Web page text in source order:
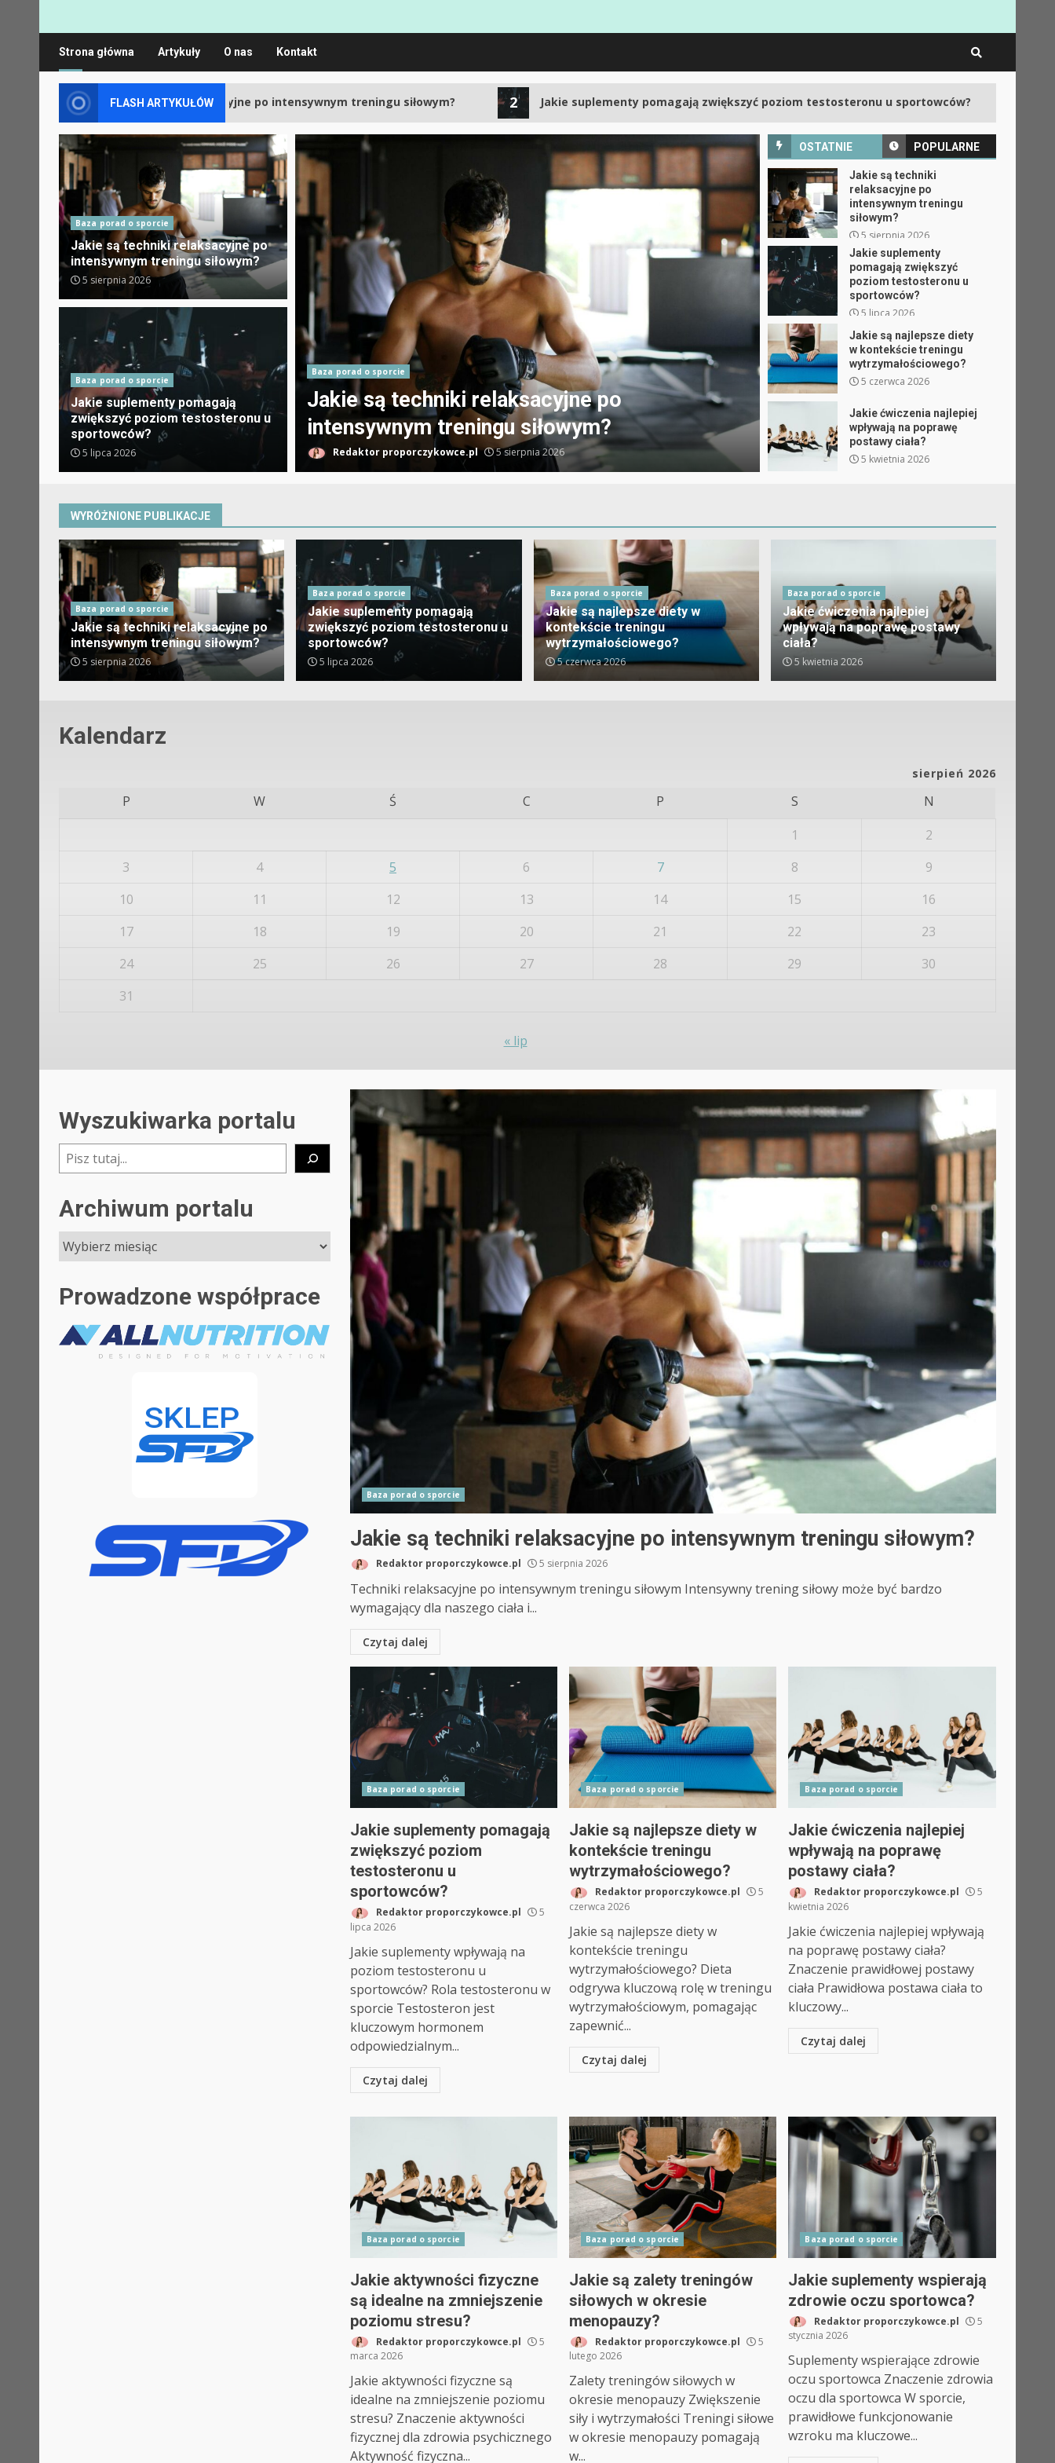
Strona główna Artykuły O nas Kontakt
FLASH ARTYKUŁÓW
Jakie są techniki relaksacyjne po intensywnym treningu siłowym? 2 Jakie suplementy pomagają zwiększyć poziom testosteronu u sportowców? 3
po
siłowym?
5 sierpnia 2026
Baza porad o sporcie
Jakie suplementy pomagają zwiększyć
poziom testosteronu u sportowców?
Redaktor proporczykowce.pl 5 lipca 2026
Baza porad o sporcie
Jakie są najlepsze diety w
treningu
Redaktor proporczykowce.pl
OSTATNIE POPULARNE
Jakie są techniki
relaksacyjne po
intensywnym treningu
siłowym?
5 sierpnia 2026
Jakie suplementy
pomagają zwiększyć
poziom testosteronu u
sportowców?
5 lipca 2026
Jakie są najlepsze diety
w kontekście treningu
wytrzymałościowego?
5 czerwca 2026
Jakie ćwiczenia najlepiej
wpływają na poprawę
postawy ciała?
5 kwietnia 2026
Baza porad o sporcie
Jakie są techniki relaksacyjne po
intensywnym treningu siłowym?
5 sierpnia 2026
Baza porad o sporcie
Jakie suplementy pomagają
zwiększyć poziom testosteronu u
sportowców?
5 lipca 2026
WYRÓŻNIONE PUBLIKACJE
Baza porad o sporcie
Jakie są techniki relaksacyjne po
intensywnym treningu siłowym?
5 sierpnia 2026
Baza porad o sporcie
Jakie suplementy pomagają
zwiększyć poziom testosteronu u
sportowców?
5 lipca 2026
Baza porad o sporcie
Jakie są najlepsze diety w
kontekście treningu
wytrzymałościowego?
5 czerwca 2026
Baza porad o sporcie
Jakie ćwiczenia najlepiej
wpływają na poprawę postawy
ciała?
5 kwietnia 2026
Kalendarz
sierpień 2026
P W Ś C P S
N
1
2
3
4 5 6 7 8
9
10
11 12 13 14 15
16
17
18 19 20 21 22
23
24
25 26 27 28 29
30
31
« lip
Baza porad o sporcie
Jakie są techniki relaksacyjne po intensywnym treningu siłowym?
Redaktor proporczykowce.pl 5 sierpnia 2026
Techniki relaksacyjne po intensywnym treningu siłowym Intensywny trening siłowy może być bardzo
wymagający dla naszego ciała i...
Czytaj dalej
Baza porad o sporcie
Jakie suplementy pomagają
zwiększyć poziom
testosteronu u
sportowców?
Redaktor proporczykowce.pl
5
lipca 2026
Jakie suplementy wpływają na
poziom testosteronu u
sportowców? Rola testosteronu w
sporcie Testosteron jest
kluczowym hormonem
odpowiedzialnym...
Czytaj dalej
Baza porad o sporcie
Jakie są najlepsze diety w
kontekście treningu
wytrzymałościowego?
Redaktor proporczykowce.pl
5
czerwca 2026
Jakie są najlepsze diety w
kontekście treningu
wytrzymałościowego? Dieta
odgrywa kluczową rolę w treningu
wytrzymałościowym, pomagając
zapewnić...
Czytaj dalej
Baza porad o sporcie
Jakie ćwiczenia najlepiej
wpływają na poprawę
postawy ciała?
Redaktor proporczykowce.pl
5
kwietnia 2026
Jakie ćwiczenia najlepiej wpływają
na poprawę postawy ciała?
Znaczenie prawidłowej postawy
ciała Prawidłowa postawa ciała to
kluczowy...
Czytaj dalej
Baza porad o sporcie
Jakie aktywności fizyczne
są idealne na zmniejszenie
poziomu stresu?
Redaktor proporczykowce.pl
5
marca 2026
Jakie aktywności fizyczne są
idealne na zmniejszenie poziomu
stresu? Znaczenie aktywności
fizycznej dla zdrowia psychicznego
Aktywność fizyczna...
Baza porad o sporcie
Jakie są zalety treningów
siłowych w okresie
menopauzy?
Redaktor proporczykowce.pl
5
lutego 2026
Zalety treningów siłowych w
okresie menopauzy Zwiększenie
siły i wytrzymałości Treningi siłowe
w okresie menopauzy pomagają
w...
Baza porad o sporcie
Jakie suplementy wspierają
zdrowie oczu sportowca?
Redaktor proporczykowce.pl
5
stycznia 2026
Suplementy wspierające zdrowie
oczu sportowca Znaczenie zdrowia
oczu dla sportowca W sporcie,
prawidłowe funkcjonowanie
wzroku ma kluczowe...
Wyszukiwarka portalu
Szukaj
Archiwum portalu
Prowadzone współprace